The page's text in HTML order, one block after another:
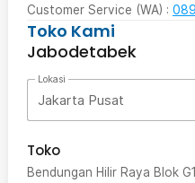
Customer Service (WA) :
Toko Kami
Jabodetabek
Lokasi
Jakarta Pusat
Toko
Bendungan Hilir Raya Blok